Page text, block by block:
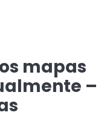
mapas
–